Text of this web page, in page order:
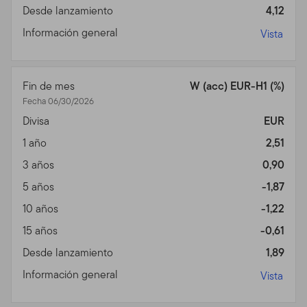
Desde lanzamiento
4,12
Información general
Vista
Fin de mes
Fecha 06/30/2026
W (acc) EUR-H1 (%)
Divisa
EUR
1 año
2,51
3 años
0,90
5 años
-1,87
10 años
-1,22
15 años
-0,61
Desde lanzamiento
1,89
Información general
Vista
Privacidad, Transmisión de
Comunicaciones No
Solicitadas y Monitoreo de
Uso
nuestros Fondos, favor ver nuestra Política de
Privacidad para un sumario de la información personal
no pública que podemos acopiar y mantener de
con relación al uso de esa información; y las medidas
que tomamos para salvaguardarla.
Transmisión de Información Personal.
Su uso de este